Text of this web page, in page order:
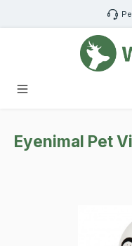
Zum Hauptinhalt springen
Eyenimal Pet